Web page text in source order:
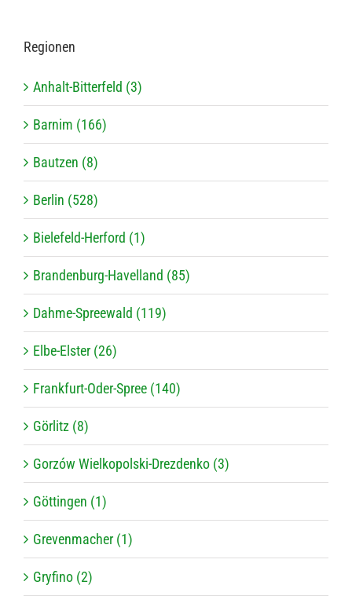
Regio­nen
Anhalt-Bitterfeld (3)
Barnim (166)
Bautzen (8)
Berlin (528)
Bielefeld-Herford (1)
Brandenburg-Havelland (85)
Dahme-Spreewald (119)
Elbe-Elster (26)
Frankfurt-Oder-Spree (140)
Görlitz (8)
Gorzów Wielkopolski-Drezdenko (3)
Göttingen (1)
Grevenmacher (1)
Gryfino (2)